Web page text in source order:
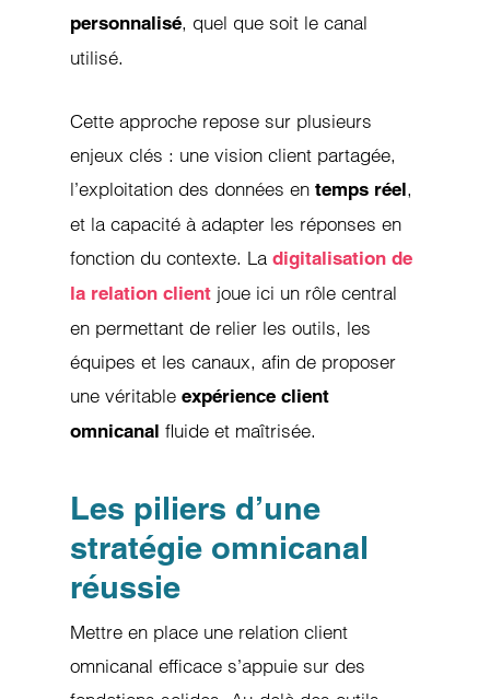
personnalisé, quel que soit le canal
utilisé.
Cette approche repose sur plusieurs
enjeux clés : une vision client partagée,
l’exploitation des données entemps réel,
et la capacité à adapter les réponses en
fonction du contexte. Ladigitalisation de
la relation client joue ici un rôle central
en permettant de relier les outils, les
équipes et les canaux, afin de proposer
une véritableexpérience client
omnicanal fluide et maîtrisée.
Les piliers d’une
stratégie omnicanal
réussie
Mettre en place une relation client
omnicanal efficace s’appuie sur des